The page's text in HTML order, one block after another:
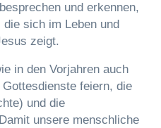
und erkennen,
sich im Leben und
zeigt.
in den Vorjahren auch
feiern, die
und die
unsere menschliche